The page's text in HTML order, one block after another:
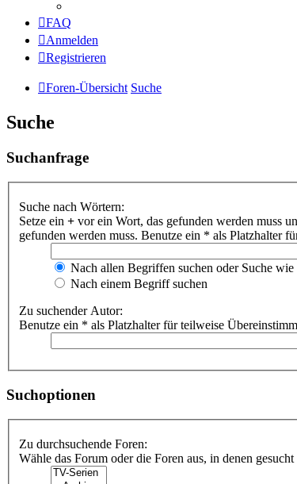
FAQ
Anmelden
Registrieren
Foren-Übersicht Suche
Suche
Suchanfrage
Suche nach Wörtern:
Setze ein + vor ein Wort, das gefunden werden muss
gefunden werden muss. Benutze ein * als Platzhalter
Nach allen Begriffen suchen oder Suche wie
Nach einem Begriff suchen
Zu suchender Autor:
Benutze ein * als Platzhalter für teilweise
Suchoptionen
Zu durchsuchende Foren:
Wähle das Forum oder die Foren aus, in denen